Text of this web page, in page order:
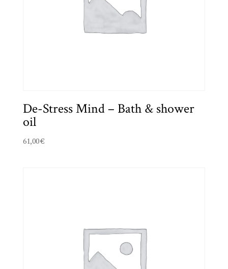
De-Stress Mind – Bath & shower
oil
61,00€